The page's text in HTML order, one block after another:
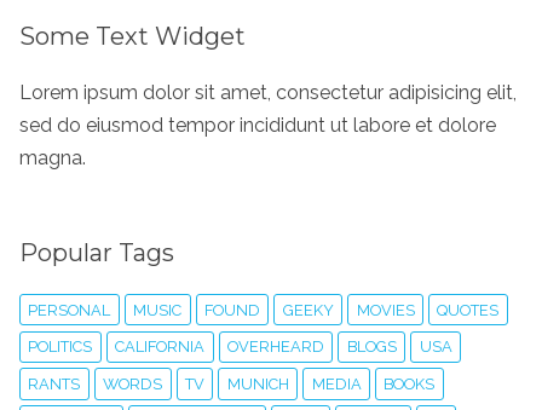
Some Text Widget
Lorem ipsum dolor sit amet, consectetur adipisicing elit,
sed do eiusmod tempor incididunt ut labore et dolore
magna.
Popular Tags
PERSONAL MUSIC FOUND GEEKY MOVIES QUOTES
POLITICS CALIFORNIA OVERHEARD BLOGS USA
RANTS WORDS TV MUNICH MEDIA BOOKS